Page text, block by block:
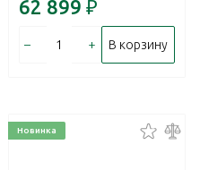
62 899 ₽
– + В корзину
Новинка